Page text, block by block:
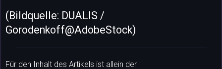
(Bildquelle: DUALIS /
Gorodenkoff@AdobeStock)
Für den Inhalt des Artikels ist allein der